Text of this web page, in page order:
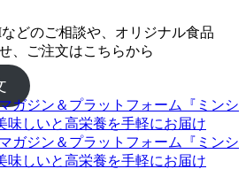
どのご相談や、オリジナル食品
、ご注文はこちらから